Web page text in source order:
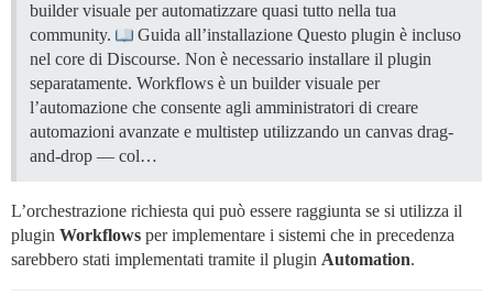
builder visuale per automatizzare quasi tutto nella tua
community.
Guida all’installazione Questo plugin è incluso
nel core di Discourse. Non è necessario installare il plugin
separatamente. Workflows è un builder visuale per
l’automazione che consente agli amministratori di creare
automazioni avanzate e multistep utilizzando un canvas drag-
and-drop — col…
L’orchestrazione richiesta qui può essere raggiunta se si utilizza il
plugin Workflows per implementare i sistemi che in precedenza
sarebbero stati implementati tramite il plugin Automation.